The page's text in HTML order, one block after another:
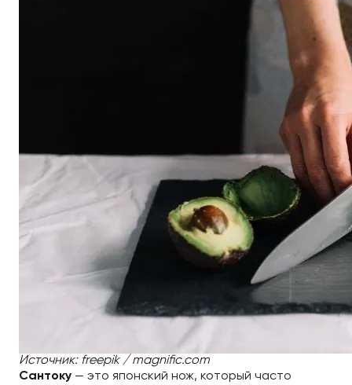
Источник: freepik / magnific.com
Сантоку — это японский нож, который часто